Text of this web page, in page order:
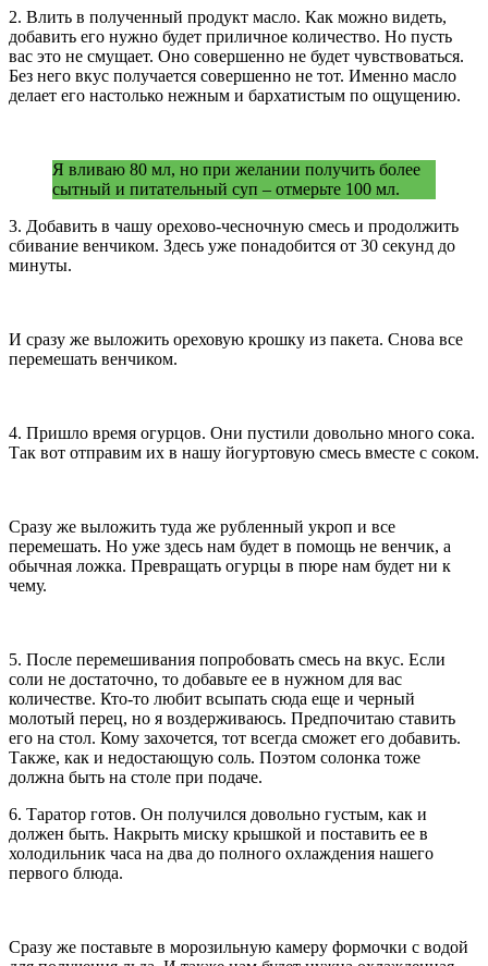
2. Влить в полученный продукт масло. Как можно видеть,
добавить его нужно будет приличное количество. Но пусть
вас это не смущает. Оно совершенно не будет чувствоваться.
Без него вкус получается совершенно не тот. Именно масло
делает его настолько нежным и бархатистым по ощущению.
Я вливаю 80 мл, но при желании получить более
сытный и питательный суп – отмерьте 100 мл.
3. Добавить в чашу орехово-чесночную смесь и продолжить
сбивание венчиком. Здесь уже понадобится от 30 секунд до
минуты.
И сразу же выложить ореховую крошку из пакета. Снова все
перемешать венчиком.
4. Пришло время огурцов. Они пустили довольно много сока.
Так вот отправим их в нашу йогуртовую смесь вместе с соком.
Сразу же выложить туда же рубленный укроп и все
перемешать. Но уже здесь нам будет в помощь не венчик, а
обычная ложка. Превращать огурцы в пюре нам будет ни к
чему.
5. После перемешивания попробовать смесь на вкус. Если
соли не достаточно, то добавьте ее в нужном для вас
количестве. Кто-то любит всыпать сюда еще и черный
молотый перец, но я воздерживаюсь. Предпочитаю ставить
его на стол. Кому захочется, тот всегда сможет его добавить.
Также, как и недостающую соль. Поэтом солонка тоже
должна быть на столе при подаче.
6. Таратор готов. Он получился довольно густым, как и
должен быть. Накрыть миску крышкой и поставить ее в
холодильник часа на два до полного охлаждения нашего
первого блюда.
Сразу же поставьте в морозильную камеру формочки с водой